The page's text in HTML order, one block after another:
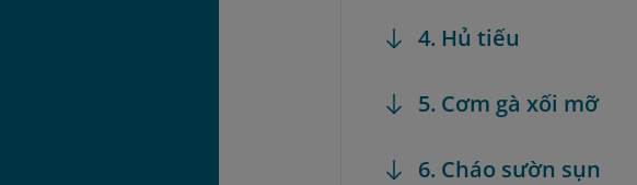
4. Hủ tiếu
5. Cơm gà xối mỡ
6. Cháo sườn sụn